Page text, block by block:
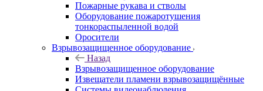
Пожарные рукава и стволы
Оборудование пожаротушения
тонкораспыленной водой
Оросители
Взрывозащищенное оборудование
Назад
Взрывозащищенное оборудование
Извещатели пламени взрывозащищённые